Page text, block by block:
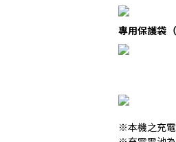
專用保護袋
※本機之充